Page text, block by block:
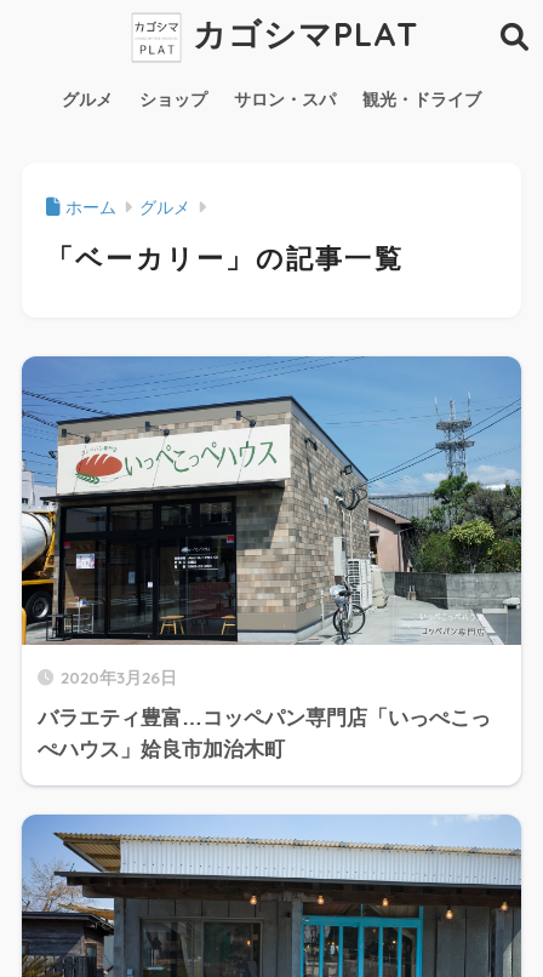
カゴシマPLAT
グルメ ショップ サロン・スパ 観光・ドライブ
ホーム グルメ
「ベーカリー」の記事一覧
2020年3月26日
バラエティ豊富…コッペパン専門店「いっぺこっ
ぺハウス」姶良市加治木町